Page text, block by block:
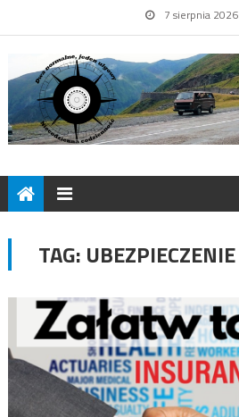
7 sierpnia 2026
TAG: UBEZPIECZENIE